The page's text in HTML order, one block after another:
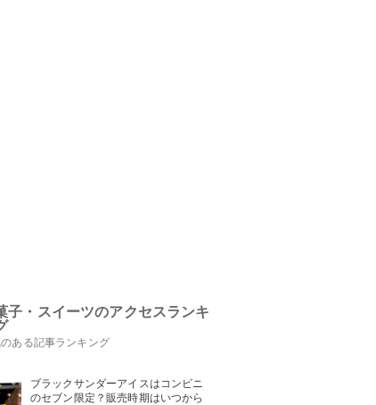
子・スイーツのアクセスランキ
のある記事ランキング
ブラックサンダーアイスはコンビニ
のセブン限定？販売時期はいつから